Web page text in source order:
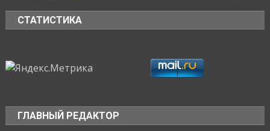
СТАТИСТИКА
ГЛАВНЫЙ РЕДАКТОР